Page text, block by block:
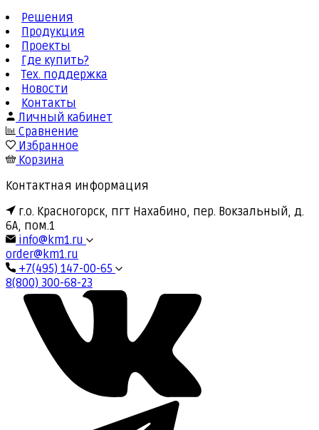
Решения
Продукция
Проекты
Где купить?
Тех. поддержка
Новости
Контакты
Личный кабинет
Сравнение
Избранное
Корзина
Контактная информация
г.о. Красногорск, пгт Нахабино, пер. Вокзальный, д.
6А, пом.1
info@km1.ru
order@km1.ru
+7(495) 147-00-65
8(800) 300-68-23